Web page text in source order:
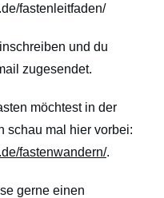
fastenleitfaden/
und du
zugesendet.
möchtest in der
schau mal hier vorbei:
fastenwandern/.
gerne einen